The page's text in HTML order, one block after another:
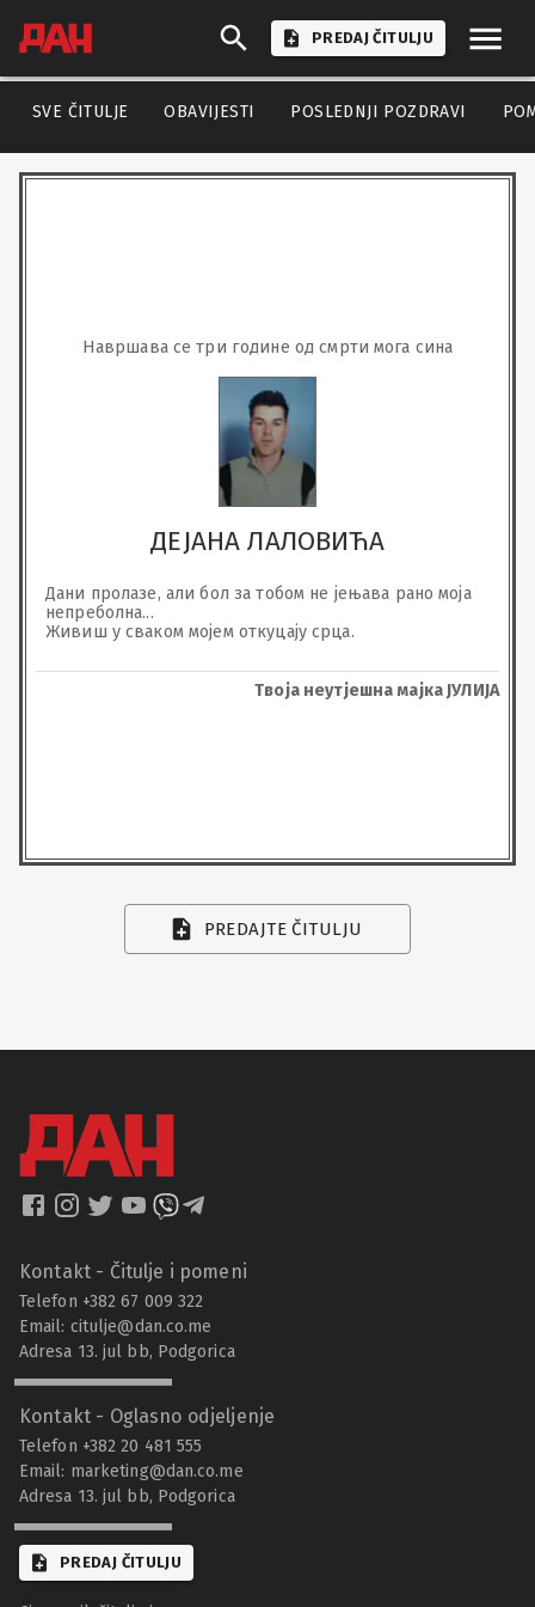
PREDAJ ČITULJU
SVE ČITULJE OBAVIJESTI POSLEDNJI POZDRAVI
Навршава се три године од смрти мога сина
ДЕЈАНА ЛАЛОВИЋА
Дани пролазе, али бол за тобом не јењава рано моја
непреболна...
Живиш у сваком мојем откуцају срца.
Твоја неутјешна мајка ЈУЛИЈА
PREDAJTE ČITULJU
Kontakt - Čitulje i pomeni
Telefon +382 67 009 322
Email: citulje@dan.co.me
Adresa 13. jul bb, Podgorica
Kontakt - Oglasno odjeljenje
Telefon +382 20 481 555
Email: marketing@dan.co.me
Adresa 13. jul bb, Podgorica
PREDAJ ČITULJU